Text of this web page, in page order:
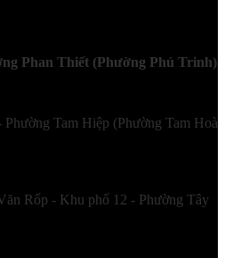
Phan Thiết (Phường Phú Trinh)
Tam Hiệp (Phường Tam Hoà
Rốp - Khu phố 12 - Phường Tây